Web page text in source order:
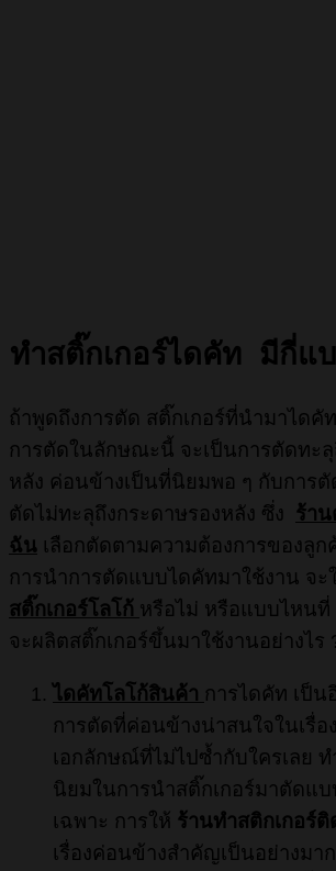
ทำสติ๊กเกอร์ไดคัท มีกี่แ
ถ้าพูดถึงการตัด สติ๊กเกอร์ที่นำมาไดคั
การตัดในลักษณะนี้ จะเป็นการตัดทะลุ
หลัง ค่อนข้างเป็นที่นิยมพอ ๆ กับการตั
ตัดไม่ทะลุถึงกระดาษรองหลัง ซึ่ง ร้าน
ฉัน เลือกตัดตามความต้องการของลูก
การนำการตัดแบบไดคัทมาใช้งาน จะ
สติ๊กเกอร์โลโก้ หรือไม่ หรือแบบไหนที่
จะผลิตสติ๊กเกอร์ขึ้นมาใช้งานอย่างไ
ไดคัทโลโก้สินค้า การไดคัท เป็
การตัดที่ค่อนข้างน่าสนใจในเรื่อ
เอกลักษณ์ที่ไม่ไปซ้ำกับใครเลย ท
นิยมในการนำสติ๊กเกอร์มาตัดแ
เฉพาะ การให้ ร้านทําสติกเกอร์
เรื่องค่อนข้างสำคัญเป็นอย่างมา